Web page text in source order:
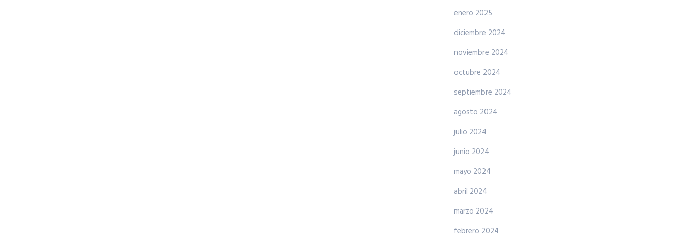
enero 2025
diciembre 2024
noviembre 2024
octubre 2024
septiembre 2024
agosto 2024
julio 2024
junio 2024
mayo 2024
abril 2024
marzo 2024
febrero 2024